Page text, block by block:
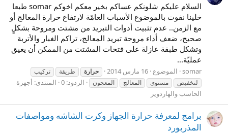
السلام عليكم شلونكم عساكم بخير معكم اخوكم somar طبعا
خلينا نفوت بالموضوع الأسباب العامّة لارتفاع حرارة المعالج أو
مع الزمن.. عدم تثبيت أدوات التبريد من مشتت ومروحة بشكلٍ
صحيح، ضعف أداء مروحة تبريد المعالج، تراكم الغبار والأتربة
وتشكل طبقة عازلة على فتحات المشتت من الممكن أن يعيق
عمليّة...
somar الموضوع 16 مارس 2014 حرارة طريقة
تركيب
لتخفيض
مستوى المعالج المعجون الردود: 0 المنتدى: أجهزة
الحاسب والهاردوير
برامج لمعرفة حرارة الجهاز وكرت الشاشه ومواصفات
المذربورد